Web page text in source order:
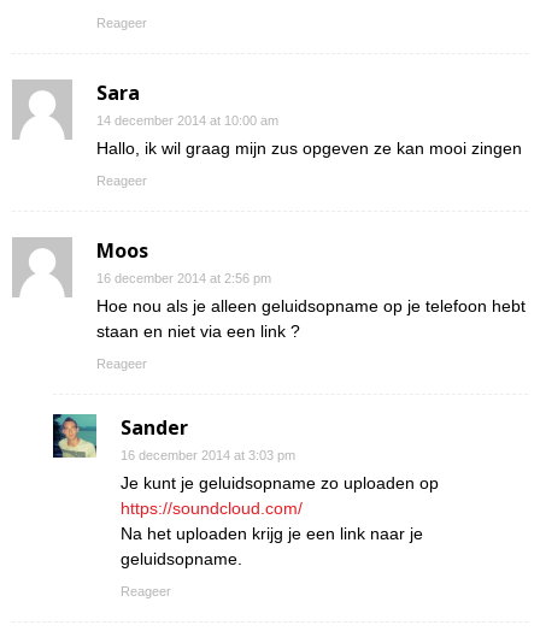
Reageer
Sara
14 december 2014 at 10:00 am
Hallo, ik wil graag mijn zus opgeven ze kan mooi zingen
Reageer
Moos
16 december 2014 at 2:56 pm
Hoe nou als je alleen geluidsopname op je telefoon hebt
staan en niet via een link ?
Reageer
Sander
16 december 2014 at 3:03 pm
Je kunt je geluidsopname zo uploaden op
https://soundcloud.com/
Na het uploaden krijg je een link naar je
geluidsopname.
Reageer